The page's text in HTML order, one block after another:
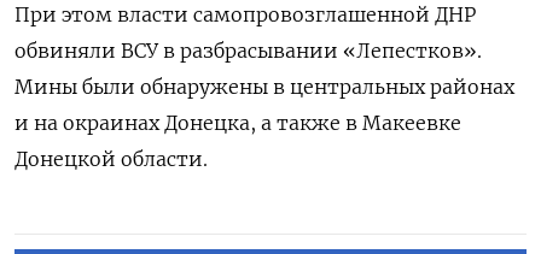
При этом власти самопровозглашенной ДНР
обвиняли ВСУ в разбрасывании «Лепестков».
Мины были обнаружены в центральных районах
и на окраинах Донецка, а также в Макеевке
Донецкой области.